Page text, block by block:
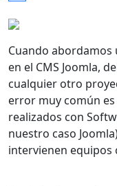
Cuando
en el CMS Joomla,
cualquier otro
error muy común
realizados con
nuestro caso
intervienen equipos